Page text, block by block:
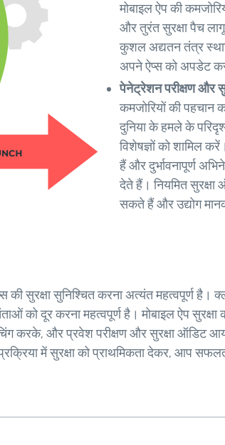
मोबाइल ऐप की
और तुरंत सुरक्षा पैच
कुशल अद्यतन तंत्र
अपने ऐप्स को अपडेट
पेनेट्रेशन परीक्षण और
कमजोरियों की पहचान
दुनिया के हमले के
विशेषज्ञों को शामिल
हैं और दुर्भावनापूर्ण
देते हैं। नियमित सुरक्षा
सकते हैं और उद्योग
की सुरक्षा सुनिश्चित करना अत्यंत महत्वपूर्ण
को दूर करना महत्वपूर्ण है। मोबाइल ऐप
करके, और प्रवेश परीक्षण और सुरक्षा
में सुरक्षा को प्राथमिकता देकर, आप